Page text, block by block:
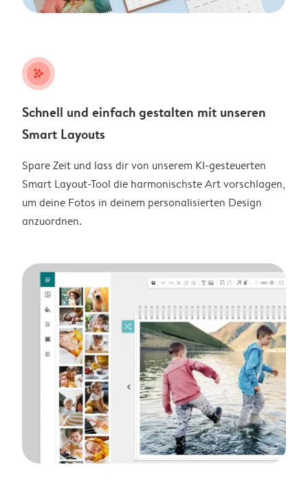
stars_plus
Schnell und einfach gestalten mit unseren
Smart Layouts
Spare Zeit und lass dir von unserem KI-gesteuerten
Smart Layout-Tool die harmonischste Art vorschlagen,
um deine Fotos in deinem personalisierten Design
anzuordnen.